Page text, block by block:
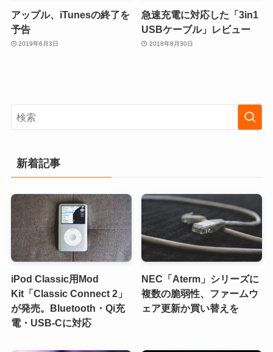
アップル、iTunesの終了を
予告
2019年6月3日
急速充電に対応した「3in1
USBケーブル」レビュー
2018年8月30日
新着記事
iPod Classic用Mod
Kit「Classic Connect 2」
が発売。Bluetooth・Qi充
電・USB-Cに対応
NEC「Aterm」シリーズに
複数の脆弱性、ファームウ
ェア更新か買い替えを